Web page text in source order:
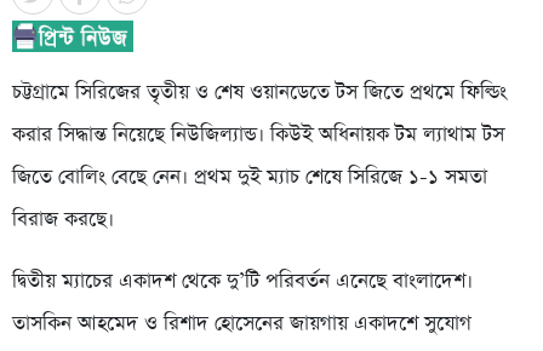
চট্টগ্রামে সিরিজের তৃতীয় ও শেষ ওয়ানডেতে টস জিতে প্রথমে ফিল্ডিং
করার সিদ্ধান্ত নিয়েছে নিউজিল্যান্ড। কিউই অধিনায়ক টম ল্যাথাম টস
জিতে বোলিং বেছে নেন। প্রথম দুই ম্যাচ শেষে সিরিজে ১-১ সমতা
বিরাজ করছে।
দ্বিতীয় ম্যাচের একাদশ থেকে দু’টি পরিবর্তন এনেছে বাংলাদেশ।
তাসকিন আহমেদ ও রিশাদ হোসেনের জায়গায় একাদশে সুযোগ